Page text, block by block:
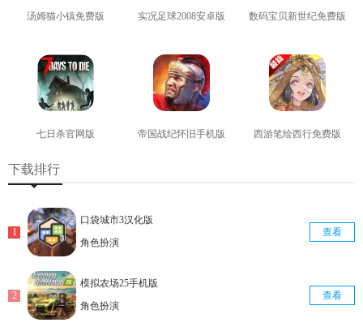
汤姆猫小镇免费版 实况足球2008安卓版 数码宝贝新世纪免费版
七日杀官网版 帝国战纪怀旧手机版 西游笔绘西行免费版
下载排行
口袋城市3汉化版
角色扮演
查看
模拟农场25手机版
角色扮演
查看